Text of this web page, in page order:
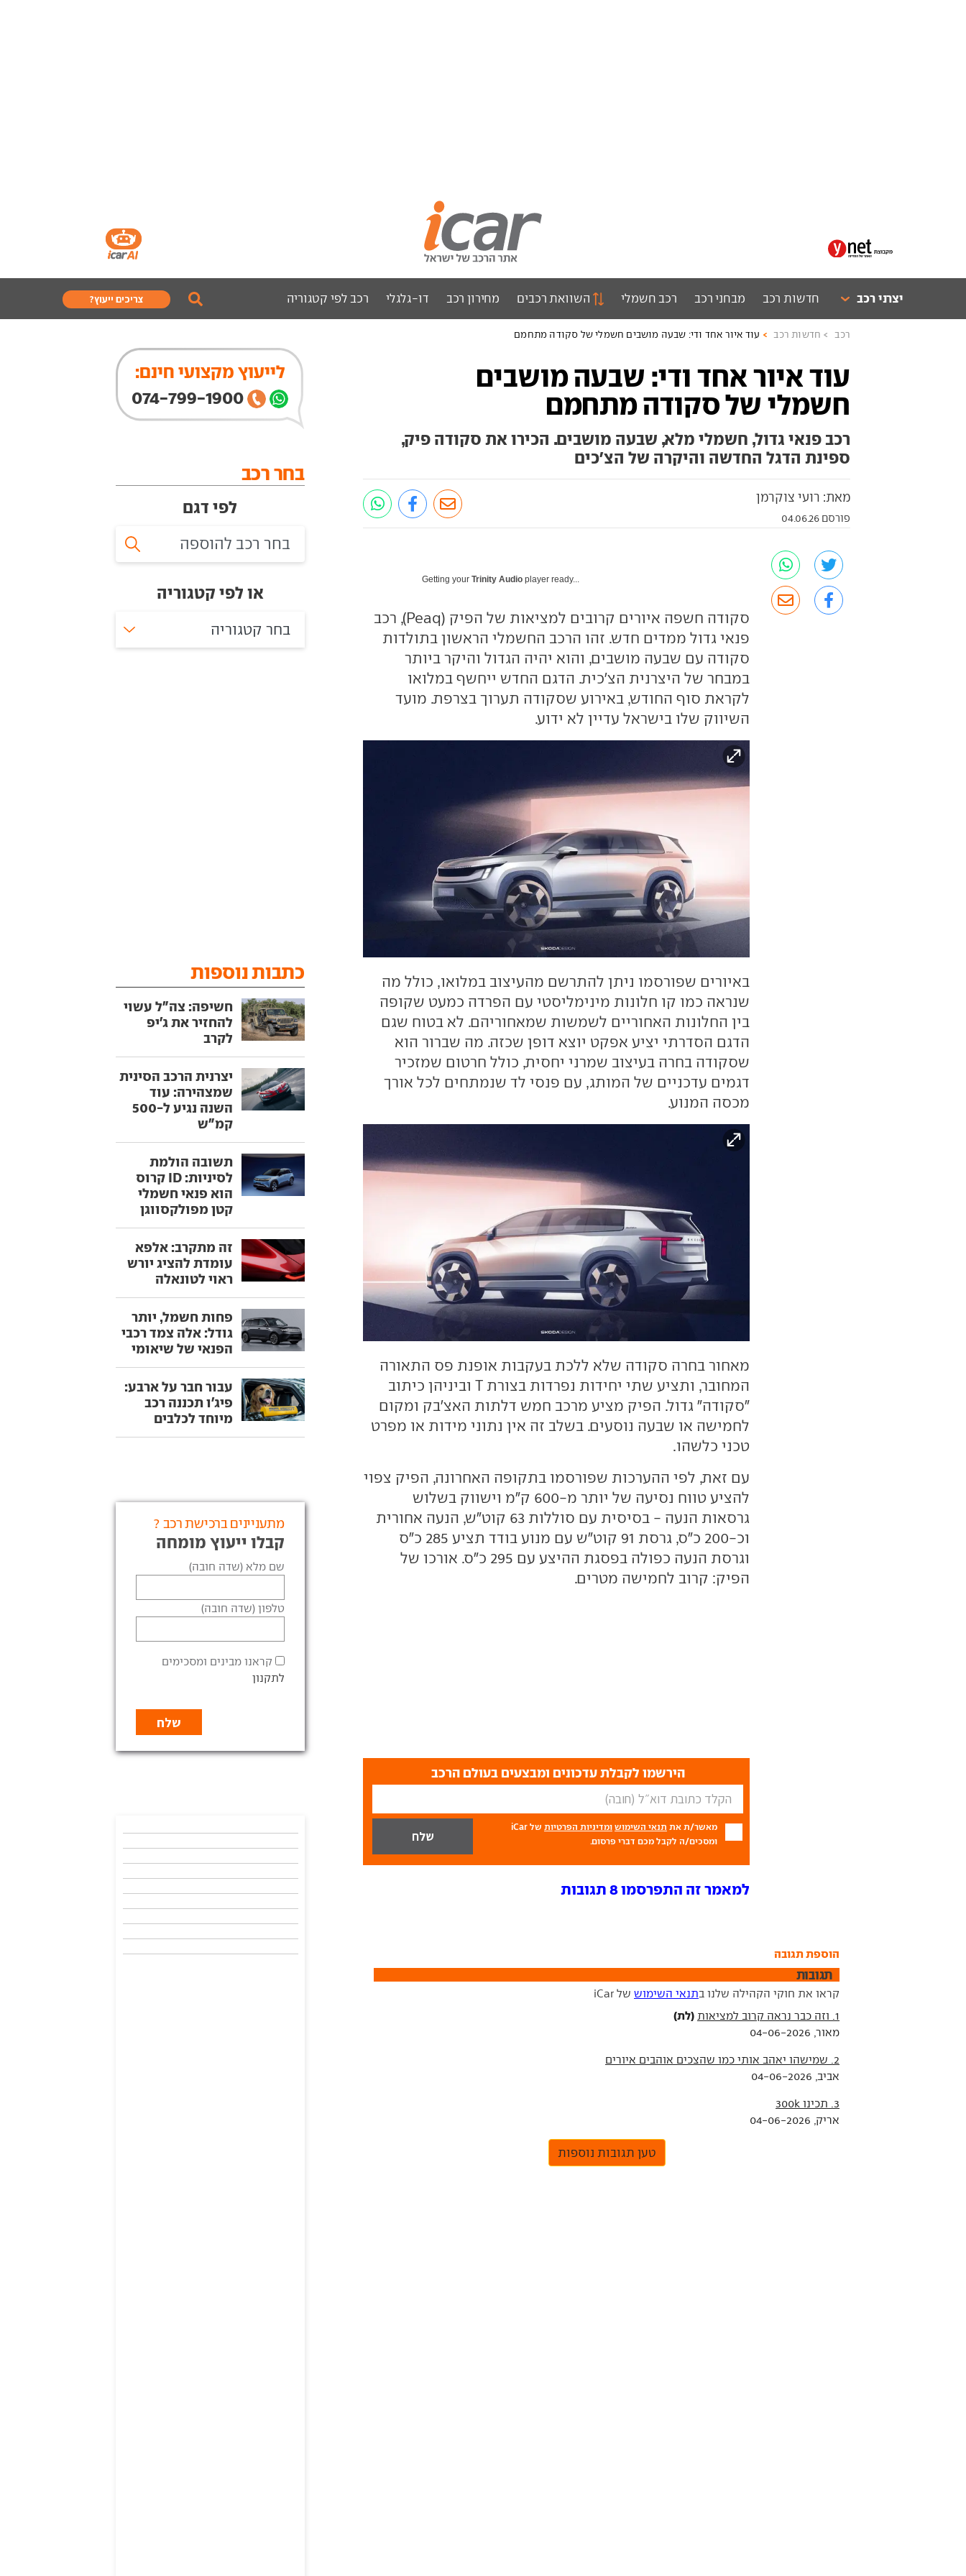
יצרני רכב חדשות רכב מבחני רכב רכב חשמלי השוואת רכבים מחירון רכב דו-גלגלי רכב לפי קטגוריה צריכים ייעוץ?
רכב חדשות רכב עוד איור אחד ודי: שבעה מושבים חשמלי של סקודה מתחמם
עוד איור אחד ודי: שבעה מושבים
חשמלי של סקודה מתחמם
רכב פנאי גדול, חשמלי מלא, שבעה מושבים. הכירו את סקודה פיק,
ספינת הדגל החדשה והיקרה של הצ'כים
מאת: רועי צוקרמן
פורסם 04.06.26
Getting yourTrinity Audio player ready...
סקודה חשפה איורים קרובים למציאות של הפיק (Peaq), רכב
פנאי גדול ממדים חדש. זהו הרכב החשמלי הראשון בתולדות
סקודה עם שבעה מושבים, והוא יהיה הגדול והיקר ביותר
במבחר של היצרנית הצ'כית. הדגם החדש ייחשף במלואו
לקראת סוף החודש, באירוע שסקודה תערוך בצרפת. מועד
השיווק שלו בישראל עדיין לא ידוע.
באיורים שפורסמו ניתן להתרשם מהעיצוב במלואו, כולל מה
שנראה כמו קו חלונות מינימליסטי עם הפרדה כמעט שקופה
בין החלונות האחוריים לשמשות שמאחוריהם. לא בטוח שגם
הדגם הסדרתי יציע אפקט יוצא דופן שכזה. מה שברור הוא
שסקודה בחרה בעיצוב שמרני יחסית, כולל חרטום שמזכיר
דגמים עדכניים של המותג, עם פנסי לד שנמתחים לכל אורך
מכסה המנוע.
מאחור בחרה סקודה שלא ללכת בעקבות אופנת פס התאורה
המחובר, ותציע שתי יחידות נפרדות בצורת T וביניהן כיתוב
"סקודה" גדול. הפיק מציע מרכב חמש דלתות האצ'בק ומקום
לחמישה או שבעה נוסעים. בשלב זה אין נתוני מידות או מפרט
טכני כלשהו.
עם זאת, לפי ההערכות שפורסמו בתקופה האחרונה, הפיק צפוי
להציע טווח נסיעה של יותר מ-600 ק"מ וישווק בשלוש
גרסאות הנעה - בסיסית עם סוללות 63 קוט"ש, הנעה אחורית
וכ-200 כ"ס, גרסת 91 קוט"ש עם מנוע בודד תציע 285 כ"ס
וגרסת הנעה כפולה בפסגת ההיצע עם 295 כ"ס. אורכו של
הפיק: קרוב לחמישה מטרים.
הירשמו לקבלת עדכונים ומבצעים בעולם הרכב
מאשר/ת את תנאי השימוש ומדיניות הפרטיות
של iCar
ומסכים/ה לקבל מכם דברי פרסום.
למאמר זה התפרסמו 8 תגובות
הוספת תגובה
תגובות
קראו את חוקי הקהילה שלנו בתנאי השימוש של iCar
1. וזה כבר נראה קרוב למציאות
(לת)
מאור, 04-06-2026
2. שמישהו יאהב אותי כמו שהצכים אוהבים איורים
אביב, 04-06-2026
3. תכינו 300k
אריק, 04-06-2026
טען תגובות נוספות
לייעוץ מקצועי חינם:
074-799-1900
בחר רכב
לפי דגם
או לפי קטגוריה
בחר קטגוריה
כתבות נוספות
חשיפה: צה"ל עשוי
להחזיר את ג'יפ
לקרב
יצרנית הרכב הסינית
שמצהירה: עוד
השנה נגיע ל-500
קמ"ש
תשובה הולמת
לסיניות: ID קרוס
הוא פנאי חשמלי
קטן מפולקסווגן
זה מתקרב: אלפא
עומדת להציג יורש
ראוי לטונאלה
פחות חשמל, יותר
גודל: אלה צמד רכבי
הפנאי של שיאומי
עבור חבר על ארבע:
פיג'ו תכננה רכב
מיוחד לכלבים
מתעניינים ברכישת רכב ?
קבלו ייעוץ מומחה
שם מלא (שדה חובה)
טלפון (שדה חובה)
קראנו מבינים ומסכימים
לתקנון